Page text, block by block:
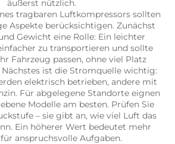
äußerst nützlich.
tragbaren Luftkompressors sollten
Aspekte berücksichtigen. Zunächst
Gewicht eine Rolle: Ein leichter
zu transportieren und sollte
Fahrzeug passen, ohne viel Platz
Nächstes ist die Stromquelle wichtig:
elektrisch betrieben, andere mit
Für abgelegene Standorte eignen
Modelle am besten. Prüfen Sie
– sie gibt an, wie viel Luft das
Ein höherer Wert bedeutet mehr
anspruchsvolle Aufgaben.